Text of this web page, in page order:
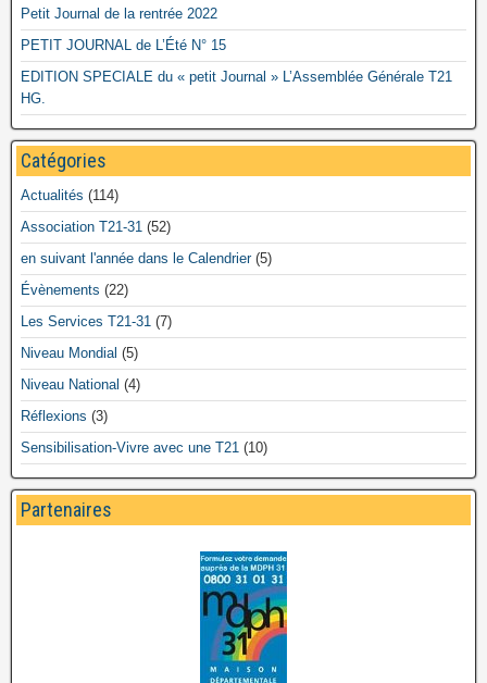
Petit Journal de la rentrée 2022
PETIT JOURNAL de L’Été N° 15
EDITION SPECIALE du « petit Journal » L’Assemblée Générale T21
HG.
Catégories
Actualités (114)
Association T21-31 (52)
en suivant l'année dans le Calendrier(5)
Évènements (22)
Les Services T21-31 (7)
Niveau Mondial (5)
Niveau National (4)
Réflexions (3)
Sensibilisation-Vivre avec une T21 (10)
Partenaires